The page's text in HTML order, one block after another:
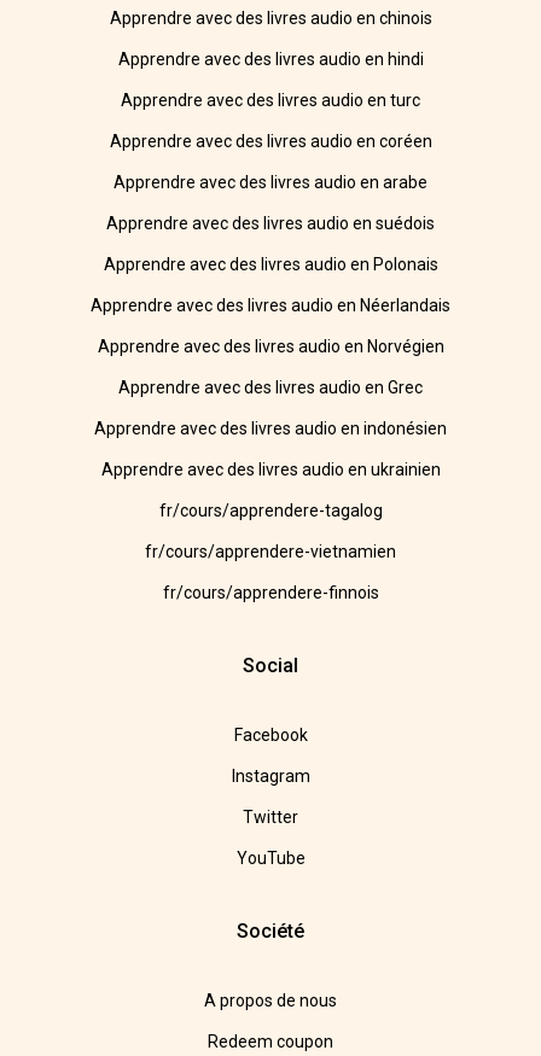
Apprendre avec des livres audio en chinois
Apprendre avec des livres audio en hindi
Apprendre avec des livres audio en turc
Apprendre avec des livres audio en coréen
Apprendre avec des livres audio en arabe
Apprendre avec des livres audio en suédois
Apprendre avec des livres audio en Polonais
Apprendre avec des livres audio en Néerlandais
Apprendre avec des livres audio en Norvégien
Apprendre avec des livres audio en Grec
Apprendre avec des livres audio en indonésien
Apprendre avec des livres audio en ukrainien
fr/cours/apprendere-tagalog
fr/cours/apprendere-vietnamien
fr/cours/apprendere-finnois
Social
Facebook
Instagram
Twitter
YouTube
Société
A propos de nous
Redeem coupon